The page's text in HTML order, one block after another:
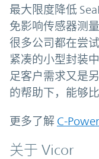
最大限度降低
免影响传感器测
很多公司都在尝
紧凑的小型封装
足客户需求又是
的帮助下，能够
更多了解 C-
关于 Vicor